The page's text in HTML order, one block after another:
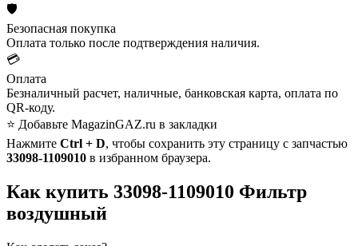
🛡️
Безопасная покупка
Оплата только после подтверждения наличия.
💳
Оплата
Безналичный расчет, наличные, банковская карта, оплата по
QR-коду.
⭐ Добавьте MagazinGAZ.ru в закладки
Нажмите Ctrl + D, чтобы сохранить эту страницу с запчастью
33098-1109010 в избранном браузера.
Как купить 33098-1109010 Фильтр
воздушный